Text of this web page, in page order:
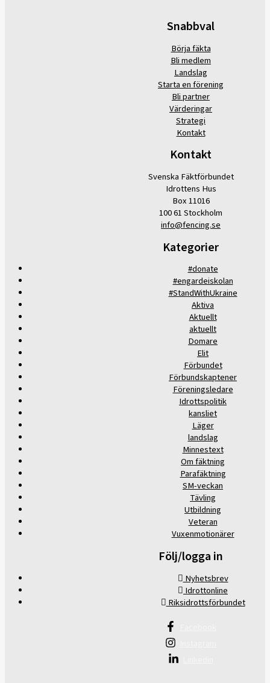
Snabbval
Börja fäkta
Bli medlem
Landslag
Starta en förening
Bli partner
Värderingar
Strategi
Kontakt
Kontakt
Svenska Fäktförbundet
Idrottens Hus
Box 11016
100 61 Stockholm
info@fencing.se
Kategorier
#donate
#engardeiskolan
#StandWithUkraine
Aktiva
Aktuellt
aktuellt
Domare
Elit
Förbundet
Förbundskaptener
Föreningsledare
Idrottspolitik
kansliet
Läger
landslag
Minnestext
Om fäktning
Parafäktning
SM-veckan
Tävling
Utbildning
Veteran
Vuxenmotionärer
Följ/logga in
Nyhetsbrev
Idrottonline
Riksidrottsförbundet